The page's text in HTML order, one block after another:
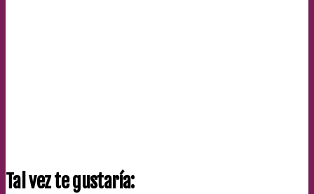
Tal vez te gustaría: